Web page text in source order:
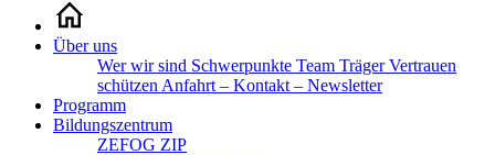
Über uns
Wer wir sind Schwerpunkte Team TrägerVertrauen
schützen Anfahrt – Kontakt – Newsletter
Programm
Bildungszentrum
ZEFOG ZIP